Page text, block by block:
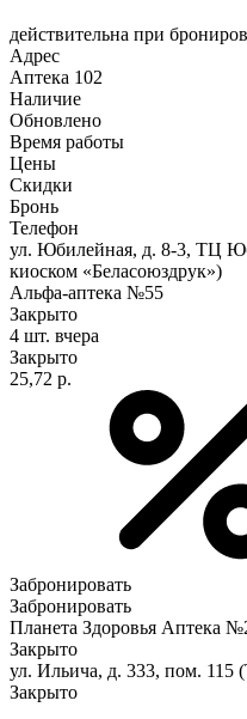
действительна при
Адрес
Аптека 102
Наличие
Обновлено
Время работы
Цены
Скидки
Бронь
Телефон
ул. Юбилейная, д. 8-3, ТЦ
киоском «Беласоюздрук»)
Альфа-аптека №55
Закрыто
4 шт. вчера
Закрыто
25,72 р.
Забронировать
Забронировать
Планета Здоровья Аптека
Закрыто
ул. Ильича, д. 333, пом. 115
Закрыто